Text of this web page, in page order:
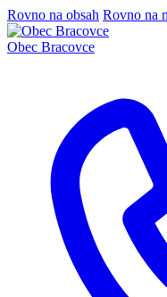
Rovno na obsah Rovno na
Obec Bracovce